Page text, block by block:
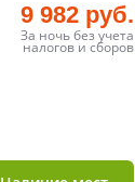
9 982 руб.
За ночь без учета
налогов и сборов